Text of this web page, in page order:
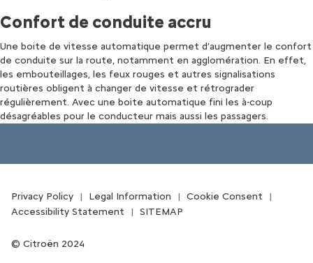
Confort de conduite accru
Une boite de vitesse automatique permet d’augmenter le confort
de conduite sur la route, notamment en agglomération. En effet,
les embouteillages, les feux rouges et autres signalisations
routières obligent à changer de vitesse et rétrograder
régulièrement. Avec une boite automatique fini les à-coup
désagréables pour le conducteur mais aussi les passagers.
Citroën 2024
Privacy Policy Legal Information
Cookie Consent
Accessibility Statement
SITEMAP